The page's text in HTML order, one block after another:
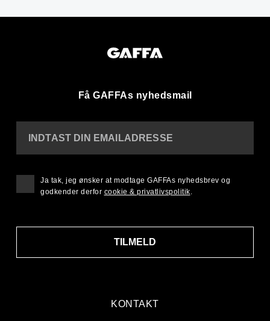
Få GAFFAs nyhedsmail
KONTAKT
INDTAST DIN EMAILADRESSE
TILMELD
Ja tak, jeg ønsker at modtage GAFFAs nyhedsbrev og
godkender derfor cookie & privatlivspolitik.